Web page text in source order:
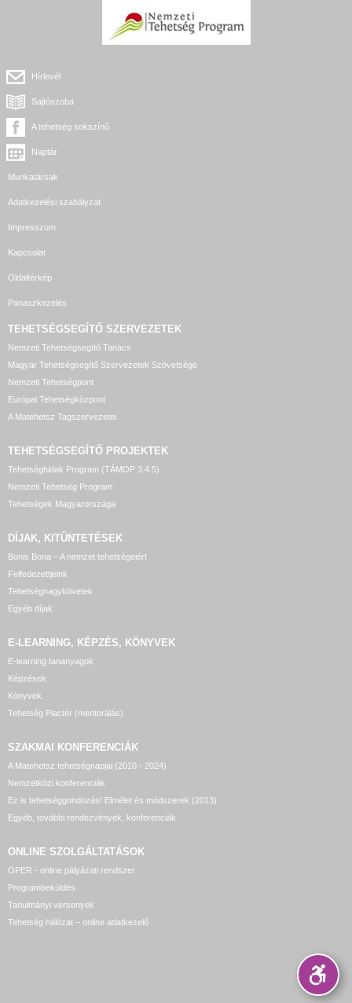
Hírlevél
Sajtószoba
A tehetség sokszínű
Naptár
Munkatársak
Adatkezelési szabályzat
Impresszum
Kapcsolat
Oldaltérkép
Panaszkezelés
TEHETSÉGSEGÍTŐ SZERVEZETEK
Nemzeti Tehetségsegítő Tanács
Magyar Tehetségsegítő Szervezetek Szövetsége
Nemzeti Tehetségpont
Európai Tehetségközpont
A Matehetsz Tagszervezetei
TEHETSÉGSEGÍTŐ PROJEKTEK
Tehetséghidak Program (TÁMOP 3.4.5)
Nemzeti Tehetség Program
Tehetségek Magyarországa
DÍJAK, KITÜNTETÉSEK
Bonis Bona – A nemzet tehetségeiért
Felfedezettjeink
Tehetségnagykövetek
Egyéb díjak
E-LEARNING, KÉPZÉS, KÖNYVEK
E-learning tananyagok
Képzések
Könyvek
Tehetség Piactér (mentorálás)
SZAKMAI KONFERENCIÁK
A Matehetsz tehetségnapjai (2010 - 2024)
Nemzetközi konferenciák
Ez is tehetséggondozás! Elmélet és módszerek (2013)
Egyéb, további rendezvények, konferenciák
ONLINE SZOLGÁLTATÁSOK
OPER - online pályázati rendszer
Programbeküldés
Tanulmányi versenyek
Tehetség hálózat – online adatkezelő